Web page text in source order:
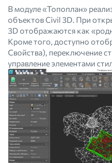
В модуле «Топоплан»
объектов Civil 3D. При
3D отображаются как
Кроме того, доступно
Свойства), переключение
управление элементами